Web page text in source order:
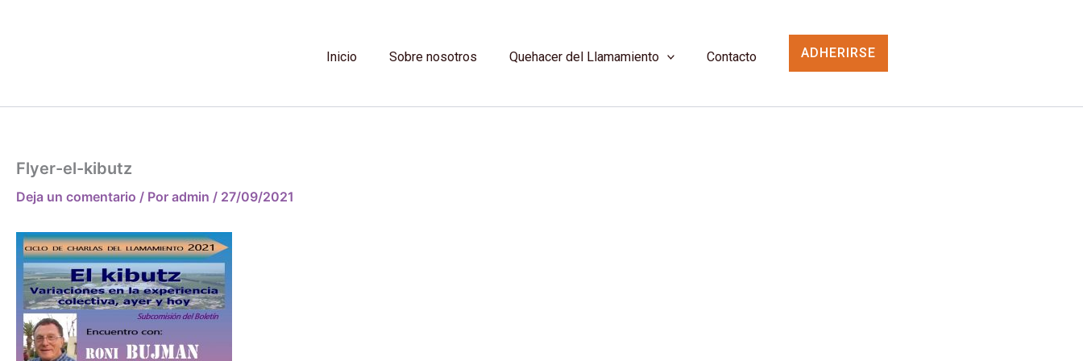
Inicio Sobre nosotros Quehacer del Llamamiento Contacto ADHERIRSE
Flyer-el-kibutz
Deja un comentario / Por admin / 27/09/2021